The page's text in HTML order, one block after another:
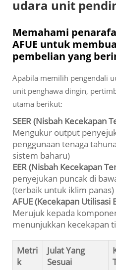
udara unit
Memahami
AFUE untuk
pembelian yang
Apabila memilih pengendali
unit penghawa dingin,
utama berikut:
SEER (Nisbah Kecekapan
Mengukur output
penggunaan tenaga
sistem baharu)
EER (Nisbah Kecekapan
penyejukan puncak di
(terbaik untuk iklim panas)
AFUE (Kecekapan Utilisasi
Merujuk kepada
menunjukkan kecekapan
Metri
k
Julat Yang
Sesuai